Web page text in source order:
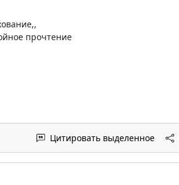
прочтение
Цитировать выделенное